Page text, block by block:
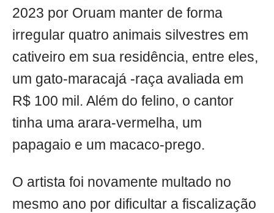
2023 por Oruam manter de forma
irregular quatro animais silvestres em
cativeiro em sua residência, entre eles,
um gato-maracajá -raça avaliada em
R$ 100 mil. Além do felino, o cantor
tinha uma arara-vermelha, um
papagaio e um macaco-prego.
O artista foi novamente multado no
mesmo ano por dificultar a fiscalização